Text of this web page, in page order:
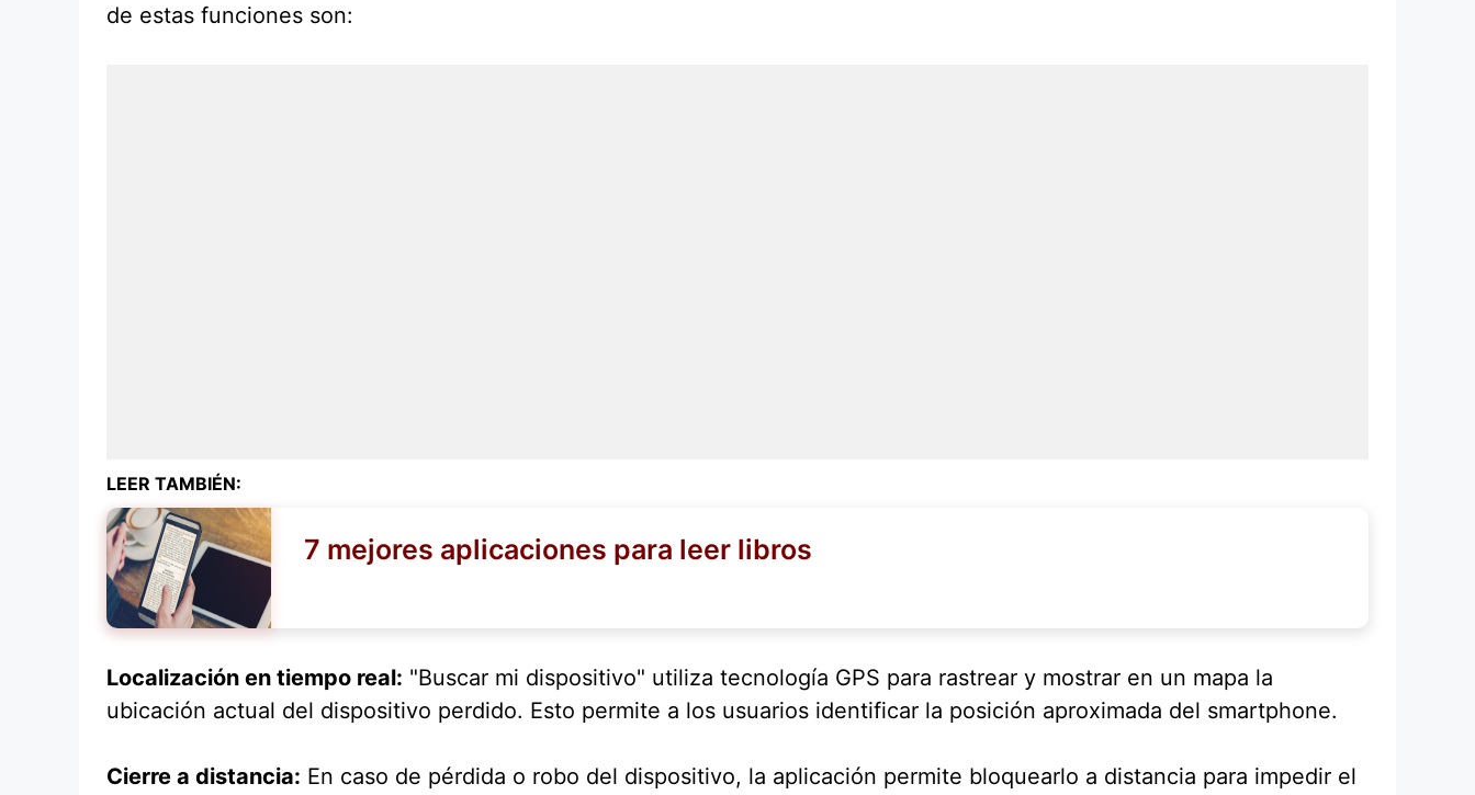
de estas funciones son:
LEER TAMBIÉN:
7 mejores aplicaciones para leer libros
Localización en tiempo real: "Buscar mi dispositivo" utiliza tecnología GPS para rastrear y mostrar en un mapa la
ubicación actual del dispositivo perdido. Esto permite a los usuarios identificar la posición aproximada del smartphone.
Cierre a distancia: En caso de pérdida o robo del dispositivo, la aplicación permite bloquearlo a distancia para impedir el